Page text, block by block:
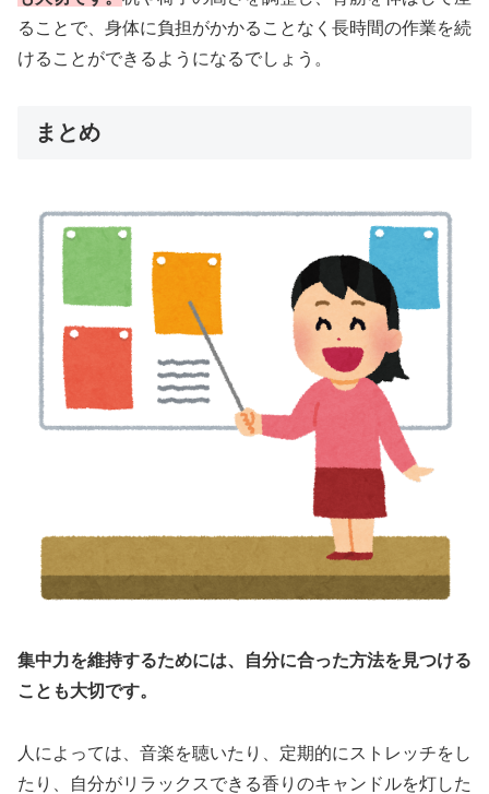
ることで、身体に負担がかかることなく長時間の作業を続
けることができるようになるでしょう。
まとめ
集中力を維持するためには、自分に合った方法を見つける
ことも大切です。
人によっては、音楽を聴いたり、定期的にストレッチをし
たり、自分がリラックスできる香りのキャンドルを灯した